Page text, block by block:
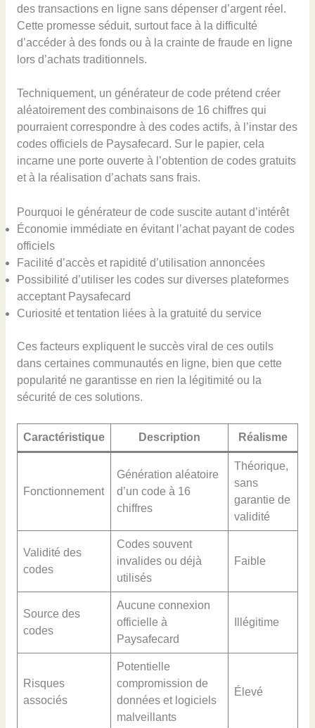
des transactions en ligne sans dépenser d’argent réel.
Cette promesse séduit, surtout face à la difficulté
d’accéder à des fonds ou à la crainte de fraude en ligne
lors d’achats traditionnels.
Techniquement, un générateur de code prétend créer
aléatoirement des combinaisons de 16 chiffres qui
pourraient correspondre à des codes actifs, à l’instar des
codes officiels de Paysafecard. Sur le papier, cela
incarne une porte ouverte à l’obtention de codes gratuits
et à la réalisation d’achats sans frais.
Pourquoi le générateur de code suscite autant d’intérêt
Économie immédiate en évitant l’achat payant de codes
officiels
Facilité d’accès et rapidité d’utilisation annoncées
Possibilité d’utiliser les codes sur diverses plateformes
acceptant Paysafecard
Curiosité et tentation liées à la gratuité du service
Ces facteurs expliquent le succès viral de ces outils
dans certaines communautés en ligne, bien que cette
popularité ne garantisse en rien la légitimité ou la
sécurité de ces solutions.
Caractéristique Description Réalisme
Fonctionnement
Génération aléatoire
d’un code à 16
chiffres
Théorique,
sans
garantie de
validité
Validité des
codes
Codes souvent
invalides ou déjà
utilisés
Faible
Source des
codes
Aucune connexion
officielle à
Paysafecard
Illégitime
Risques
associés
Potentielle
compromission de
données et logiciels
malveillants
Élevé